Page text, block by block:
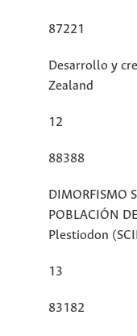
87221
Desarrollo y
Zealand
12
88388
DIMORFISMO
POBLACIÓN
Plestiodon
13
83182